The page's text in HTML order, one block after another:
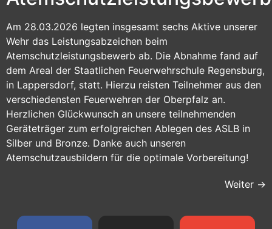
Am 28.03.2026 legten insgesamt sechs Aktive unserer
Wehr das Leistungsabzeichen beim
Atemschutzleistungsbewerb ab. Die Abnahme fand auf
dem Areal der Staatlichen Feuerwehrschule Regensburg,
in Lappersdorf, statt. Hierzu reisten Teilnehmer aus den
verschiedensten Feuerwehren der Oberpfalz an.
Herzlichen Glückwunsch an unsere teilnehmenden
Geräteträger zum erfolgreichen Ablegen des ASLB in
Silber und Bronze. Danke auch unseren
Atemschutzausbildern für die optimale Vorbereitung!
Weiter →